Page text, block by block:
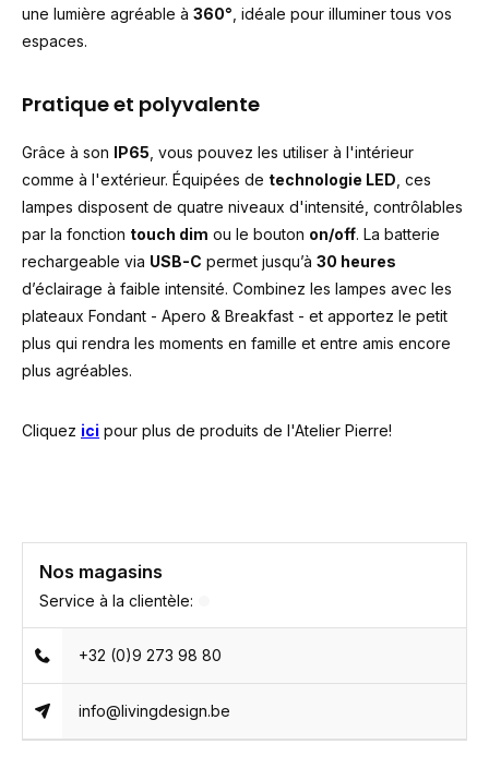
une lumière agréable à 360° , idéale pour illuminer tous vos
espaces.
Pratique et polyvalente
Grâce à son IP65 , vous pouvez les utiliser à l'intérieur
comme à l'extérieur. Équipées de technologie LED , ces
lampes disposent de quatre niveaux d'intensité, contrôlables
par la fonction touch dim ou le bouton on/off. La batterie
rechargeable via USB-C permet jusqu’à 30 heures
d’éclairage à faible intensité. Combinez les lampes avec les
plateaux Fondant - Apero & Breakfast - et apportez le petit
plus qui rendra les moments en famille et entre amis encore
plus agréables.
Cliquez ici pour plus de produits de l'Atelier Pierre!
Nos magasins
Service à la clientèle:
+32 (0)9 273 98 80
info@livingdesign.be